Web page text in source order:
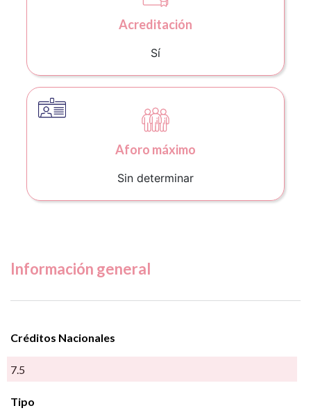
Acreditación
Sí
Aforo máximo
Sin determinar
Información general
Créditos Nacionales
7.5
Tipo